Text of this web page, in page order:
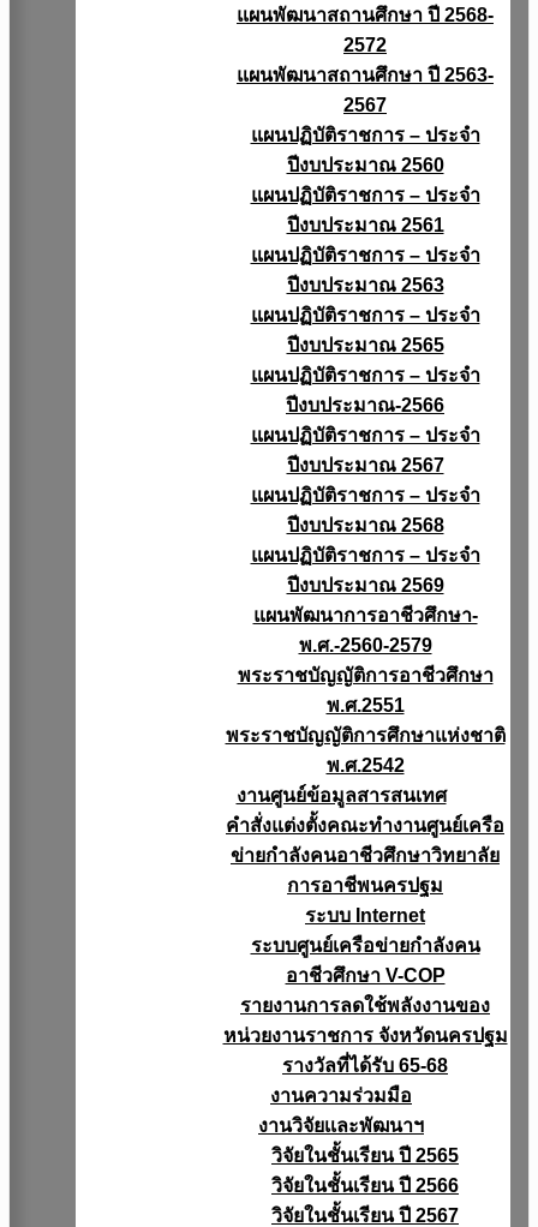
แผนพัฒนาสถานศึกษา ปี 2568-
2572
แผนพัฒนาสถานศึกษา ปี 2563-
2567
แผนปฏิบัติราชการ – ประจำ
ปีงบประมาณ 2560
แผนปฏิบัติราชการ – ประจำ
ปีงบประมาณ 2561
แผนปฏิบัติราชการ – ประจำ
ปีงบประมาณ 2563
แผนปฏิบัติราชการ – ประจำ
ปีงบประมาณ 2565
แผนปฏิบัติราชการ – ประจำ
ปีงบประมาณ-2566
แผนปฏิบัติราชการ – ประจำ
ปีงบประมาณ 2567
แผนปฏิบัติราชการ – ประจำ
ปีงบประมาณ 2568
แผนปฏิบัติราชการ – ประจำ
ปีงบประมาณ 2569
แผนพัฒนาการอาชีวศึกษา-
พ.ศ.-2560-2579
พระราชบัญญัติการอาชีวศึกษา
พ.ศ.2551
พระราชบัญญัติการศึกษาแห่งชาติ
พ.ศ.2542
งานศูนย์ข้อมูลสารสนเทศ
คำสั่งแต่งตั้งคณะทำงานศูนย์เครือ
ข่ายกำลังคนอาชีวศึกษาวิทยาลัย
การอาชีพนครปฐม
ระบบ Internet
ระบบศูนย์เครือข่ายกำลังคน
อาชีวศึกษา V-COP
รายงานการลดใช้พลังงานของ
หน่วยงานราชการ จังหวัดนครปฐม
รางวัลที่ได้รับ 65-68
งานความร่วมมือ
งานวิจัยเเละพัฒนาฯ
วิจัยในชั้นเรียน ปี 2565
วิจัยในชั้นเรียน ปี 2566
วิจัยในชั้นเรียน ปี 2567